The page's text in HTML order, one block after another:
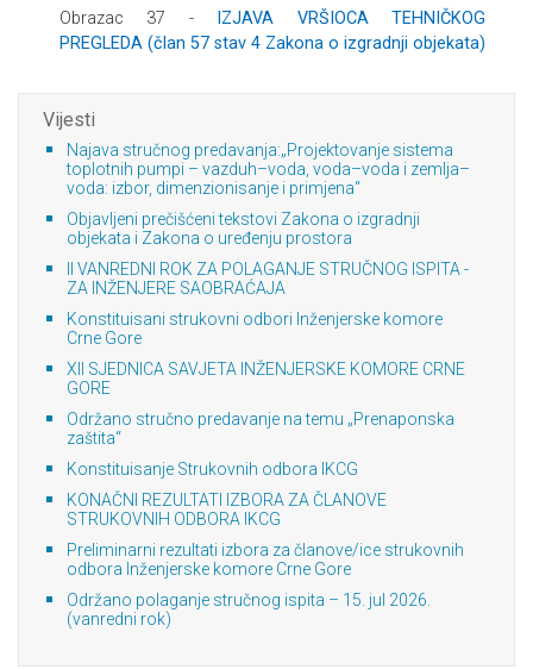
Obrazac 37 -
IZJAVA VRŠIOCA TEHNIČKOG
PREGLEDA (član 57 stav 4 Zakona o izgradnji objekata)
Vijesti
Najava stručnog predavanja:„Projektovanje sistema
toplotnih pumpi – vazduh–voda, voda–voda i zemlja–
voda: izbor, dimenzionisanje i primjena“
Objavljeni prečišćeni tekstovi Zakona o izgradnji
objekata i Zakona o uređenju prostora
II VANREDNI ROK ZA POLAGANJE STRUČNOG ISPITA -
ZA INŽENJERE SAOBRAĆAJA
Konstituisani strukovni odbori Inženjerske komore
Crne Gore
XII SJEDNICA SAVJETA INŽENJERSKE KOMORE CRNE
GORE
Održano stručno predavanje na temu „Prenaponska
zaštita“
Konstituisanje Strukovnih odbora IKCG
KONAČNI REZULTATI IZBORA ZA ČLANOVE
STRUKOVNIH ODBORA IKCG
Preliminarni rezultati izbora za članove/ice strukovnih
odbora Inženjerske komore Crne Gore
Održano polaganje stručnog ispita – 15. jul 2026.
(vanredni rok)